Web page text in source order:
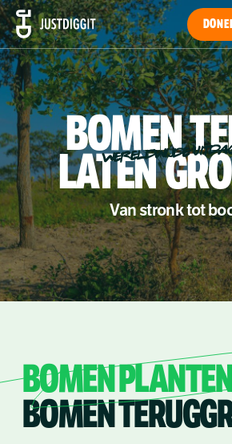
BOMEN
LATEN
WERELDWIJDE
Van stronk tot
BOMEN
BOMEN